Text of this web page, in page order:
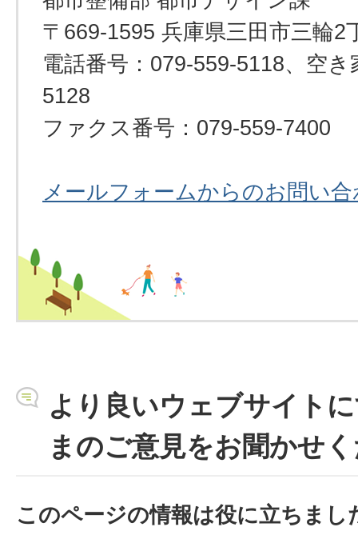
〒669-1595 兵庫県三田市三輪2
電話番号：079-559-5118、空
5128
ファクス番号：079-559-7400
メールフォームからのお問い
より良いウェブサイト
まのご意見をお聞かせ
このページの情報は役に立ちまし